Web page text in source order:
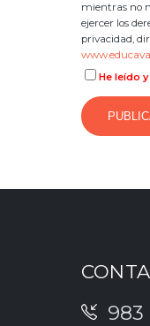
mientras no
ejercer los
privacidad,
He leído
983